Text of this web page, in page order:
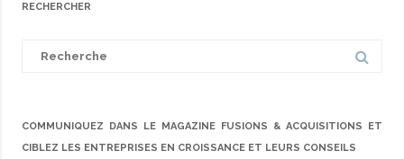
RECHERCHER
COMMUNIQUEZ DANS LE MAGAZINE FUSIONS & ACQUISITIONS ET
CIBLEZ LES ENTREPRISES EN CROISSANCE ET LEURS CONSEILS